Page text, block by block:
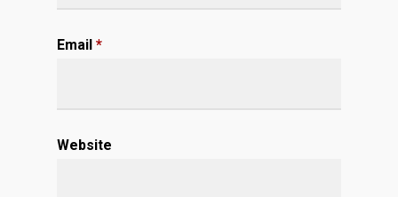
Email *
Website